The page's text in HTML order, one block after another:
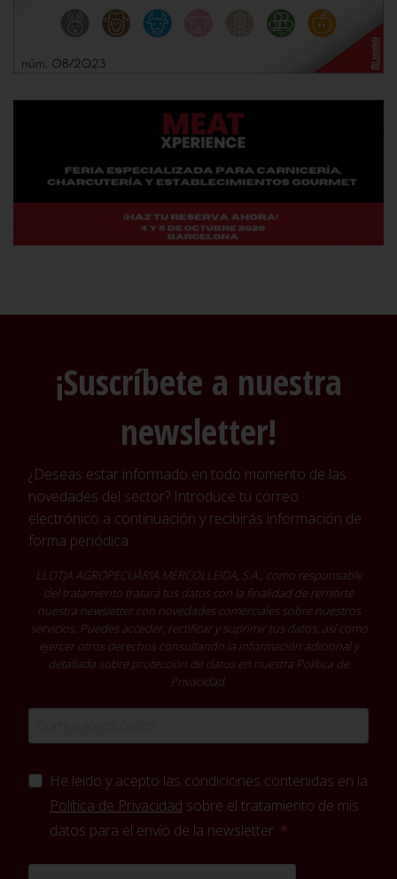
¡Suscríbete a nuestra
newsletter!
¿Deseas estar informado en todo momento de las
novedades del sector? Introduce tu correo
electrónico a continuación y recibirás información de
forma periódica
LLOTJA AGROPECUÀRIA MERCOLLEIDA, S.A., como responsable
del tratamiento tratará tus datos con la finalidad de remitirte
nuestra newsletter con novedades comerciales sobre nuestros
servicios. Puedes acceder, rectificar y suprimir tus datos, así como
ejercer otros derechos consultando la información adicional y
detallada sobre protección de datos en nuestra Política de
Privacidad.
He leído y acepto las condiciones contenidas en la
Política de Privacidad sobre el tratamiento de mis
datos para el envío de la newsletter.